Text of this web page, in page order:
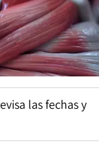
las fechas y